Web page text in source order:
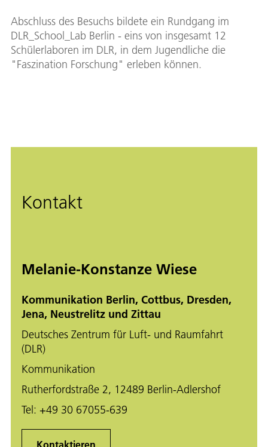
Abschluss des Besuchs bildete ein Rundgang im
DLR_School_Lab Berlin - eins von insgesamt 12
Schülerlaboren im DLR, in dem Jugendliche die
"Faszination Forschung" erleben können.
Kontakt
Melanie-Konstanze Wiese
Kommunikation Berlin, Cottbus, Dresden,
Jena, Neustrelitz und Zittau
Deutsches Zentrum für Luft- und Raumfahrt
(DLR)
Kommunikation
Rutherfordstraße 2, 12489 Berlin-Adlershof
Tel: +49 30 67055-639
Kontaktieren